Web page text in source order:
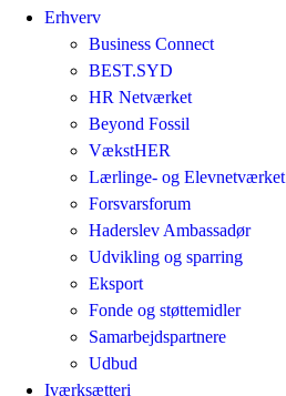
Erhverv
Business Connect
BEST.SYD
HR Netværket
Beyond Fossil
VækstHER
Lærlinge- og Elevnetværket
Forsvarsforum
Haderslev Ambassadør
Udvikling og sparring
Eksport
Fonde og støttemidler
Samarbejdspartnere
Udbud
Iværksætteri